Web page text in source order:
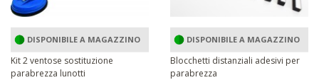
DISPONIBILE A MAGAZZINO
Kit 2 ventose sostituzione
parabrezza lunotti
DISPONIBILE A MAGAZZINO
Blocchetti distanziali adesivi per
parabrezza